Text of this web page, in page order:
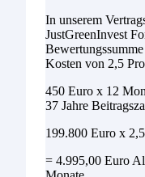
In unserem
JustGreenInvest
Kosten von 2,5
450 Euro x 12
37 Jahre
199.800 Euro x
= 4.995,00 Euro